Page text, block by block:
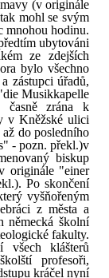
(v originále
mohl se svým
mnohou hodinu.
ubytováni
ze zdejších
bylo všechno
zástupci úřadů,
Musikkapelle
zrána k
v Kněžské ulici
do posledního
- pozn. překl.)v
biskup
originále "einer
Po skončení
vyšňořeným
z města a
německá školní
fakulty.
všech klášterů
profesoři,
kráčel nyní